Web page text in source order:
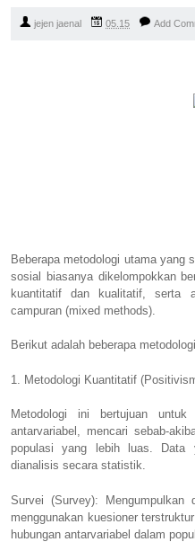
jejen jaenal 05.15 Add
Beberapa metodologi utama yang
sosial biasanya dikelompokkan
kuantitatif dan kualitatif, serta
campuran (mixed methods).
Berikut adalah beberapa
1. Metodologi Kuantitatif
Metodologi ini bertujuan
antarvariabel, mencari sebab-
populasi yang lebih luas. Data
dianalisis secara statistik.
Survei (Survey): Mengumpulkan
menggunakan kuesioner
hubungan antarvariabel dalam